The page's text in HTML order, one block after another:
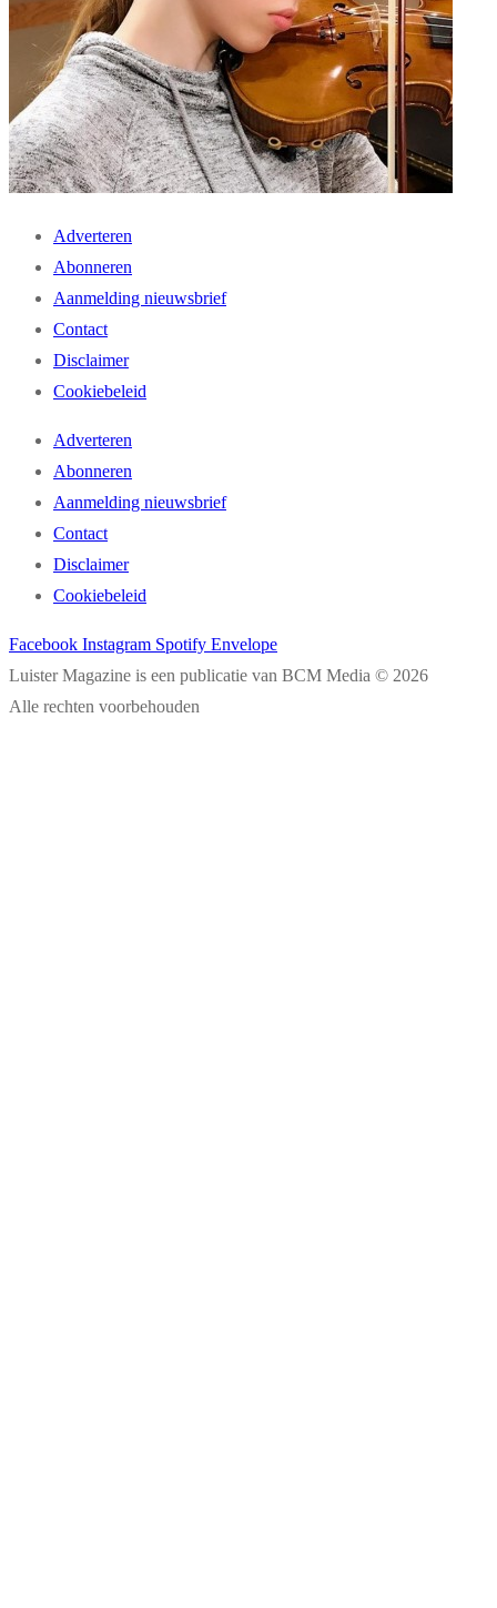
Adverteren
Abonneren
Aanmelding nieuwsbrief
Contact
Disclaimer
Cookiebeleid
Adverteren
Abonneren
Aanmelding nieuwsbrief
Contact
Disclaimer
Cookiebeleid
Facebook Instagram Spotify Envelope
Luister Magazine is een publicatie van BCM Media © 2026
Alle rechten voorbehouden